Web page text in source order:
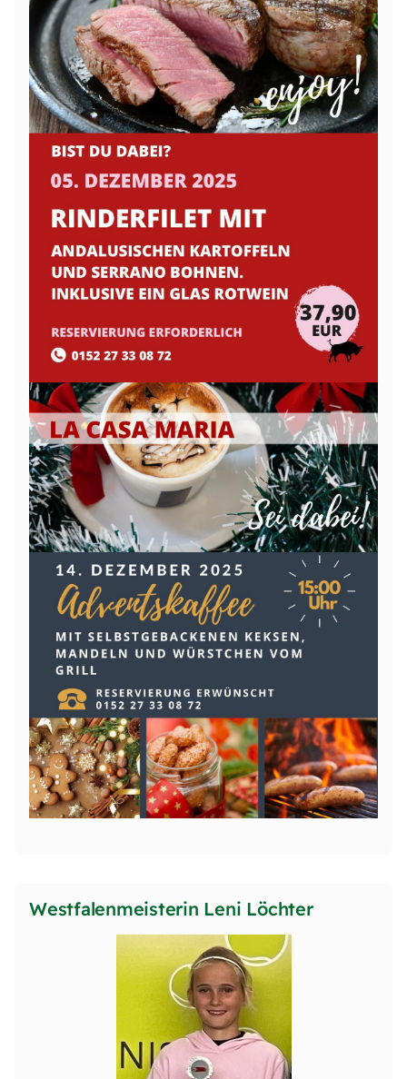
Westfalenmeisterin Leni Löchter